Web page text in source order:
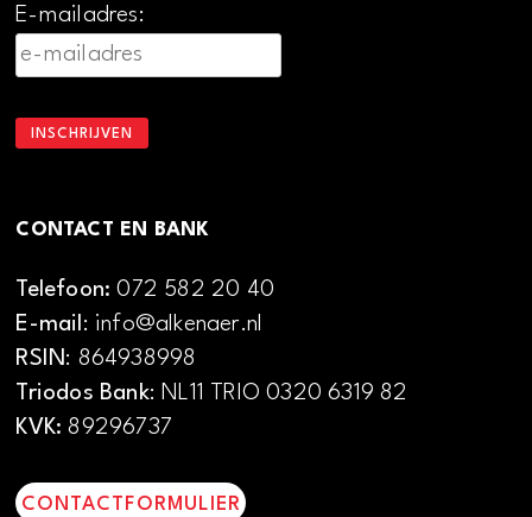
E-mailadres:
CONTACT EN BANK
Telefoon:072 582 20 40
E-mail : info@alkenaer.nl
RSIN : 864938998
Triodos Bank: NL11 TRIO 0320 6319 82
KVK: 89296737
CONTACTFORMULIER